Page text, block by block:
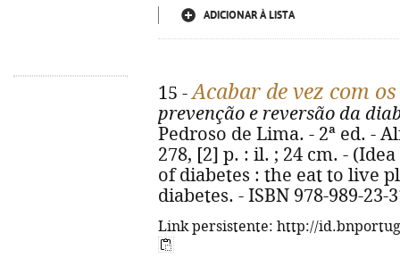
ADICIONAR À LISTA
15 -Acabar de vez com
prevenção e reversão da
Pedroso de Lima. - 2ª ed. -
278, [2] p. : il. ; 24 cm. -
of diabetes : the eat to live
diabetes. - ISBN 978-989-23-
Link persistente: http://